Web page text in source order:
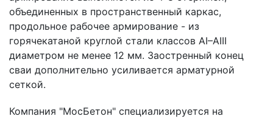
объединенных в пространственный каркас,
продольное рабочее армирование - из
горячекатаной круглой стали классов АI–АIII
диаметром не менее 12 мм. Заостренный конец
сваи дополнительно усиливается арматурной
сеткой.
Компания "МосБетон" специализируется на